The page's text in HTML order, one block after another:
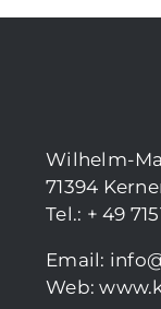
Wilhelm-
71394
Tel.: + 49
Email:
Web: